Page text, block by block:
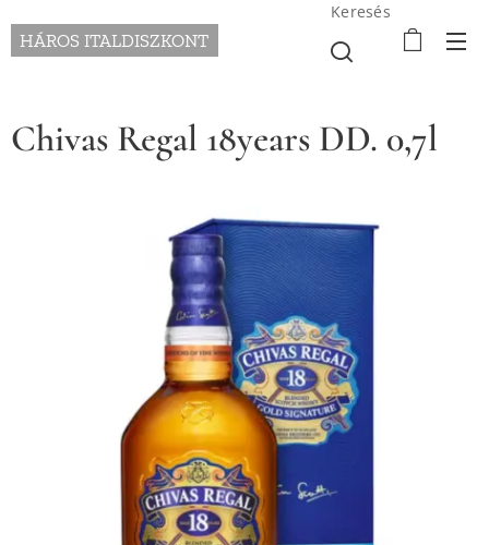
HÁROS ITALDISZKONT
Keresés
Chivas Regal 18years DD. 0,7l